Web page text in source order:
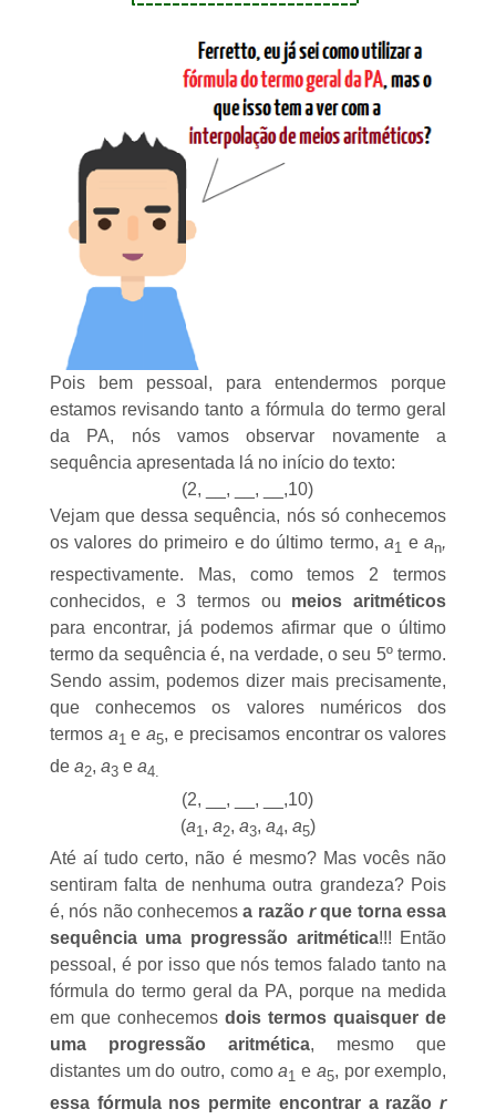
Pois bem pessoal, para entendermos porque
estamos revisando tanto a fórmula do termo geral
da PA, nós vamos observar novamente a
sequência apresentada lá no início do texto:
(2, __, __, __,10)
Vejam que dessa sequência, nós só conhecemos
os valores do primeiro e do último termo,a1 ean,
respectivamente. Mas, como temos 2 termos
conhecidos, e 3 termos ou meios aritméticos
para encontrar, já podemos afirmar que o último
termo da sequência é, na verdade, o seu 5º termo.
Sendo assim, podemos dizer mais precisamente,
que conhecemos os valores numéricos dos
termos a1ea5, e precisamos encontrar os valores
de a2, a3 e a4.
(2, __, __, __,10)
(a1 , a2, a3, a4, a5)
Até aí tudo certo, não é mesmo? Mas vocês não
sentiram falta de nenhuma outra grandeza? Pois
é, nós não conhecemosa razãor que torna essa
sequência uma progressão aritmética!!! Então
pessoal, é por isso que nós temos falado tanto na
fórmula do termo geral da PA, porque na medida
em que conhecemos dois termos quaisquer de
uma progressão aritmética, mesmo que
distantes um do outro, comoa1e a5, por exemplo,
essa fórmula nos permite encontrar a razãor